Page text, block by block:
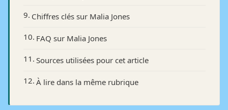
Chiffres clés sur Malia Jones
FAQ sur Malia Jones
Sources utilisées pour cet article
À lire dans la même rubrique